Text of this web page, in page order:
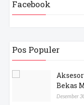
Facebook
Pos Populer
Bekas
Desember